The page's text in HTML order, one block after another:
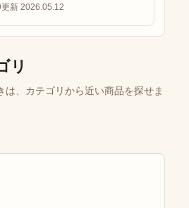
更新 2026.05.12
リ
は、カテゴリから近い商品を探せま